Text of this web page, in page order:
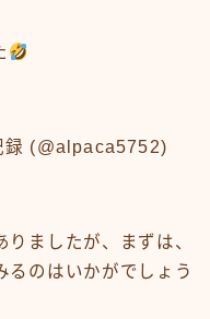
録 (@alpaca5752)
ましたが、まずは、
るのはいかがでしょう